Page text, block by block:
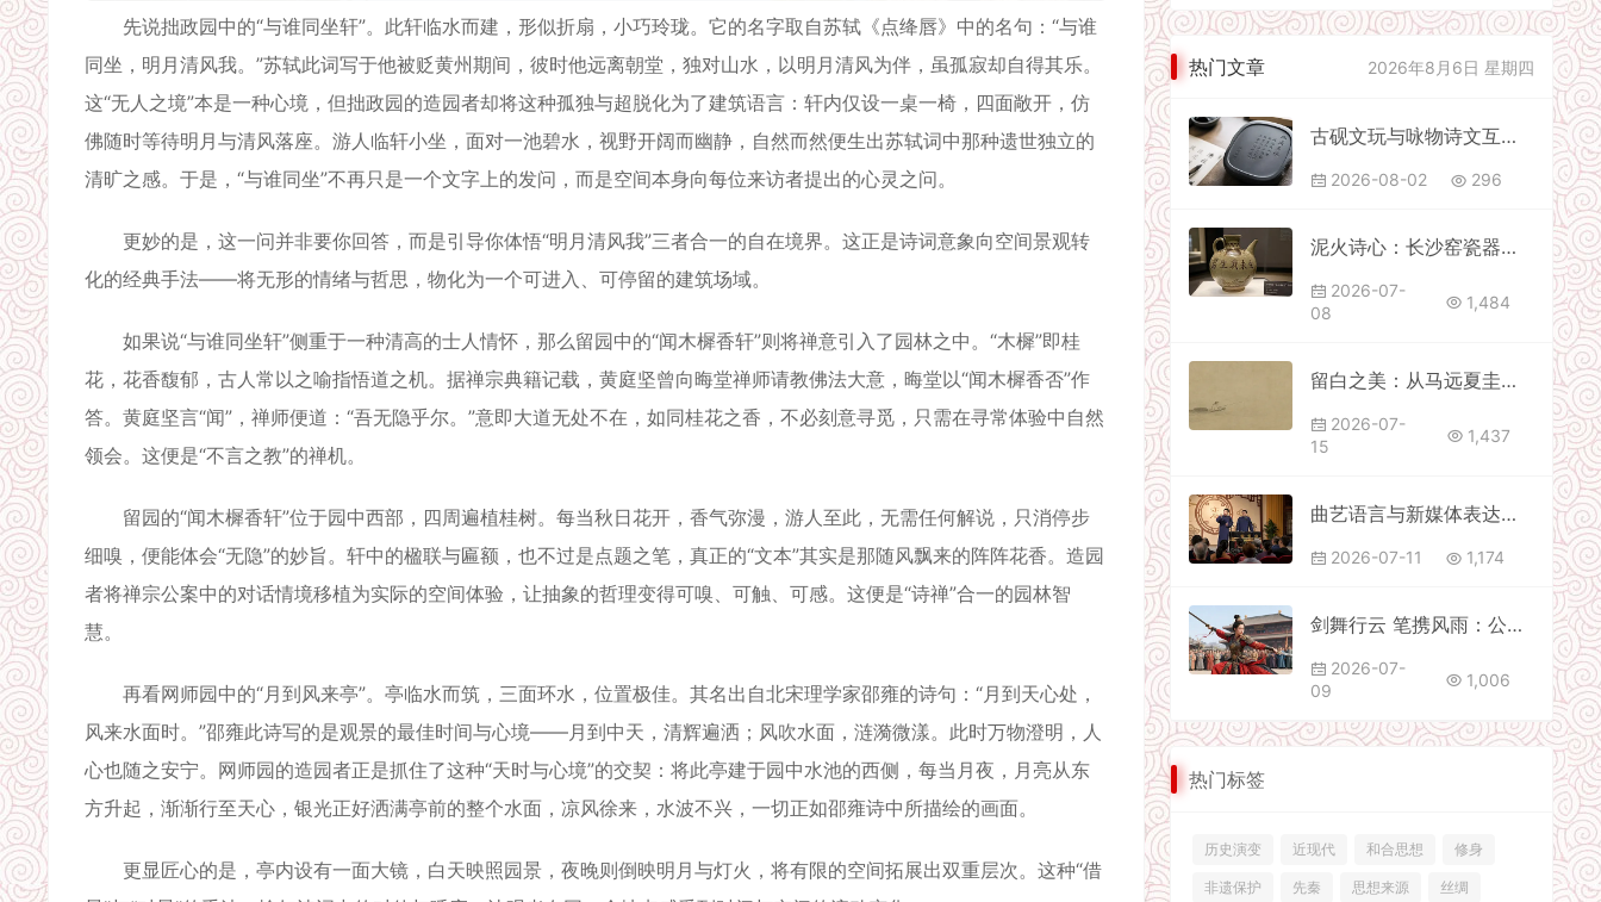
先说拙政园中的“与谁同坐轩”。此轩临水而建，形似折扇，小巧玲珑。它的名字取自苏轼《点绛唇》中的名句：“与谁
同坐，明月清风我。”苏轼此词写于他被贬黄州期间，彼时他远离朝堂，独对山水，以明月清风为伴，虽孤寂却自得其乐。
这“无人之境”本是一种心境，但拙政园的造园者却将这种孤独与超脱化为了建筑语言：轩内仅设一桌一椅，四面敞开，仿
佛随时等待明月与清风落座。游人临轩小坐，面对一池碧水，视野开阔而幽静，自然而然便生出苏轼词中那种遗世独立的
清旷之感。于是，“与谁同坐”不再只是一个文字上的发问，而是空间本身向每位来访者提出的心灵之问。
更妙的是，这一问并非要你回答，而是引导你体悟“明月清风我”三者合一的自在境界。这正是诗词意象向空间景观转
化的经典手法——将无形的情绪与哲思，物化为一个可进入、可停留的建筑场域。
如果说“与谁同坐轩”侧重于一种清高的士人情怀，那么留园中的“闻木樨香轩”则将禅意引入了园林之中。“木樨”即桂
花，花香馥郁，古人常以之喻指悟道之机。据禅宗典籍记载，黄庭坚曾向晦堂禅师请教佛法大意，晦堂以“闻木樨香否”作
答。黄庭坚言“闻”，禅师便道：“吾无隐乎尔。”意即大道无处不在，如同桂花之香，不必刻意寻觅，只需在寻常体验中自然
领会。这便是“不言之教”的禅机。
留园的“闻木樨香轩”位于园中西部，四周遍植桂树。每当秋日花开，香气弥漫，游人至此，无需任何解说，只消停步
细嗅，便能体会“无隐”的妙旨。轩中的楹联与匾额，也不过是点题之笔，真正的“文本”其实是那随风飘来的阵阵花香。造园
者将禅宗公案中的对话情境移植为实际的空间体验，让抽象的哲理变得可嗅、可触、可感。这便是“诗禅”合一的园林智
慧。
再看网师园中的“月到风来亭”。亭临水而筑，三面环水，位置极佳。其名出自北宋理学家邵雍的诗句：“月到天心处，
风来水面时。”邵雍此诗写的是观景的最佳时间与心境——月到中天，清辉遍洒；风吹水面，涟漪微漾。此时万物澄明，人
心也随之安宁。网师园的造园者正是抓住了这种“天时与心境”的交契：将此亭建于园中水池的西侧，每当月夜，月亮从东
方升起，渐渐行至天心，银光正好洒满亭前的整个水面，凉风徐来，水波不兴，一切正如邵雍诗中所描绘的画面。
更显匠心的是，亭内设有一面大镜，白天映照园景，夜晚则倒映明月与灯火，将有限的空间拓展出双重层次。这种“借
热门文章 2026年8月6日 星期四
古砚文玩与咏物诗文互文创作
2026-08-02 296
泥火诗心：长沙窑瓷器上的唐念冰心
2026-07-
08
1,484
留白之美：从马远夏圭到现代极简设计
2026-07-
15
1,437
曲艺语言与新媒体表达：幽默不能失去分寸
2026-07-11 1,174
剑舞行云 笔携风雨：公孙大娘与张旭的艺林绝响
2026-07-
09
1,006
热门标签
历史演变 近现代 和合思想 修身
非遗保护 先秦 思想来源 丝绸